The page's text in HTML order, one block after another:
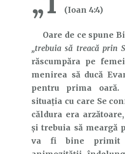
(Ioan 4:4)
Oare de ce spune
„trebuia să treacă prin
răscumpăra pe
menirea să ducă
pentru prima
situația cu care Se
căldura era
și trebuia să meargă
va fi bine primit